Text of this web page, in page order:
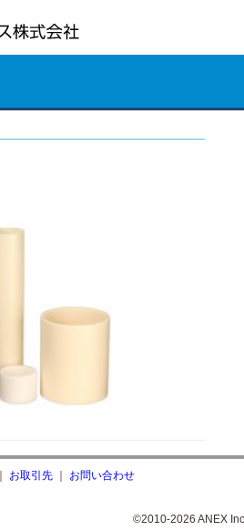
お取引先 お問い合わせ
©2010-2026 ANEX